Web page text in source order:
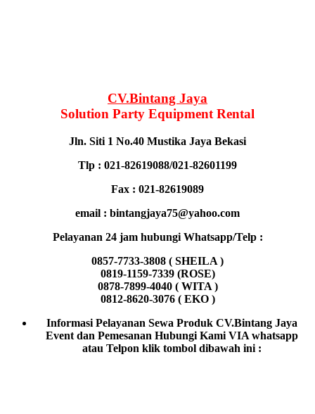
CV.Bintang Jaya
Solution Party Equipment Rental
Jln. Siti 1 No.40 Mustika Jaya Bekasi
Tlp : 021-82619088/021-82601199
Fax : 021-82619089
email : bintangjaya75@yahoo.com
Pelayanan 24 jam hubungi Whatsapp/Telp :
0857-7733-3808 ( SHEILA )
0819-1159-7339 (ROSE)
0878-7899-4040 ( WITA )
0812-8620-3076 ( EKO )
Informasi Pelayanan Sewa Produk CV.Bintang Jaya
Event dan Pemesanan Hubungi Kami VIA whatsapp
atau Telpon klik tombol dibawah ini :